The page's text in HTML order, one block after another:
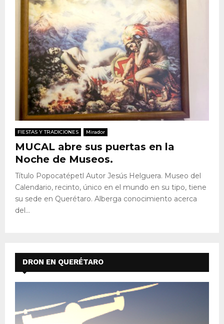
FIESTAS Y TRADICIONES Mirador
MUCAL abre sus puertas en la
Noche de Museos.
Título Popocatépetl Autor Jesús Helguera. Museo del
Calendario, recinto, único en el mundo en su tipo, tiene
su sede en Querétaro. Alberga conocimiento acerca
del...
DRON EN QUERÉTARO